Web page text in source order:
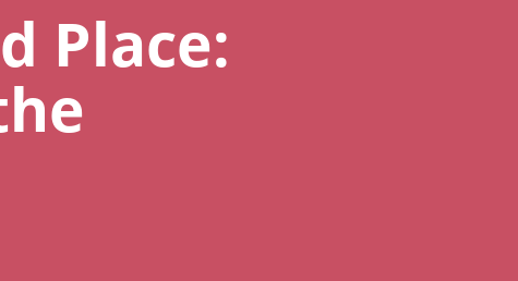
Place: